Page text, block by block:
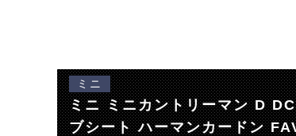
ミニ
ミニ ミニカントリーマン D
ブシート ハーマンカードン